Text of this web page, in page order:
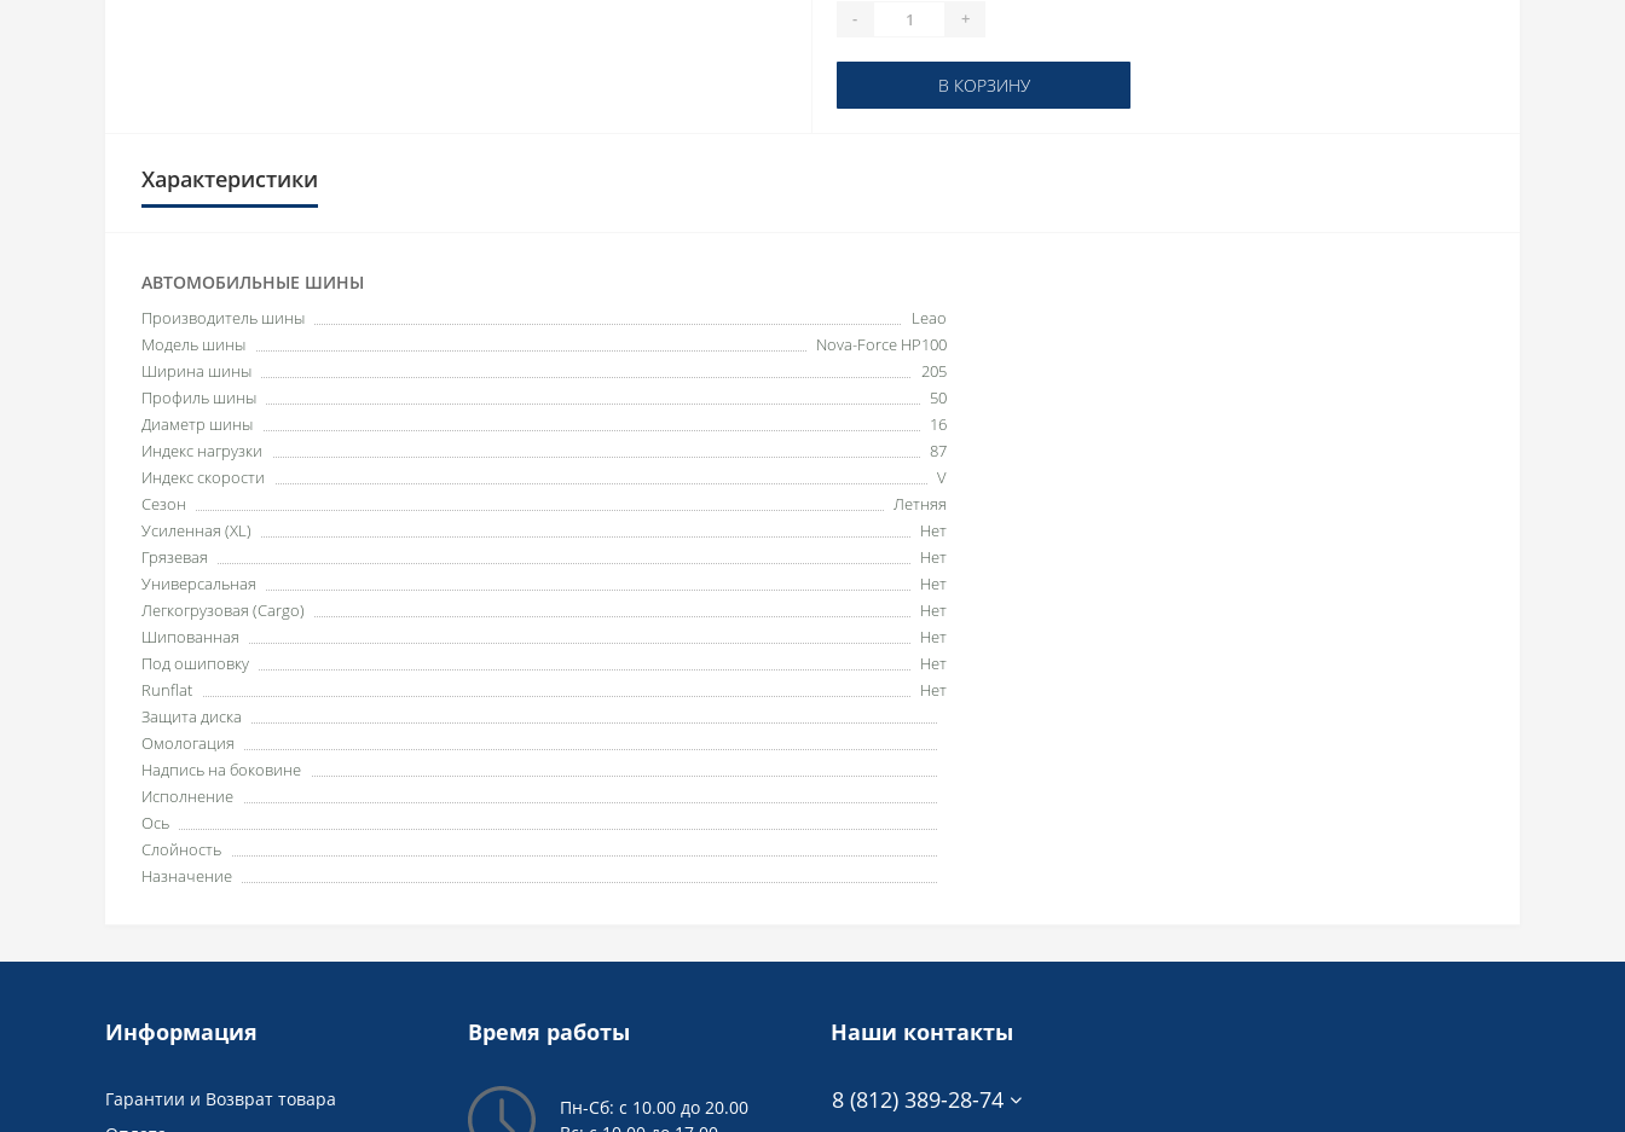
- +
В КОРЗИНУ
Характеристики
АВТОМОБИЛЬНЫЕ ШИНЫ
Производитель шины
Leao
Модель шины
Nova-Force HP100
Ширина шины
205
Профиль шины
50
Диаметр шины
16
Индекс нагрузки
87
Индекс скорости
V
Сезон
Летняя
Усиленная (XL)
Нет
Грязевая
Нет
Универсальная
Нет
Легкогрузовая (Cargo)
Нет
Шипованная
Нет
Под ошиповку
Нет
Runflat
Нет
Защита диска
Омологация
Надпись на боковине
Исполнение
Ось
Слойность
Назначение
Информация
Гарантии и Возврат товара
Время работы
Пн-Сб: с 10.00 до 20.00
Наши контакты
8 (812) 389-28-74